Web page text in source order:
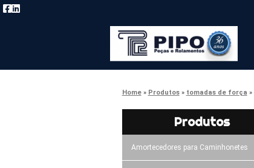
Home Produtos tomadas de força
Produtos
Amortecedores para Caminhonetes